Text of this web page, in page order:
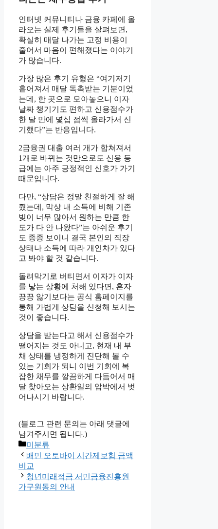
인터넷 커뮤니티나 금융 카페에 올
라오는 실제 후기들을 살펴보면,
확실히 매달 나가는 고정 비용이
줄어서 마음이 편해졌다는 이야기
가 많습니다.
가장 많은 후기 유형은 “여기저기
흩어져서 매달 독촉받는 기분이었
는데, 한 곳으로 모아놓으니 이자
날짜 챙기기도 편하고 신용점수가
한 달 만에 몇십 점씩 올라가서 신
기했다”는 반응입니다.
2금융권 대출 여러 개가 합쳐져서
1개로 바뀌는 것만으로도 신용 등
급에는 아주 긍정적인 신호가 가기
때문입니다.
다만, “상담은 정말 친절하게 잘 해
줬는데, 막상 내 소득에 비해 기존
빚이 너무 많아서 원하는 만큼 한
도가 다 안 나왔다”는 아쉬운 후기
도 종종 보이니 결국 본인의 직장
상태나 소득에 따라 개인차가 있다
고 봐야 할 것 같습니다.
돌려막기로 버티면서 이자가 이자
를 낳는 상황에 처해 있다면, 혼자
끙끙 앓기보다는 공식 홈페이지를
통해 가볍게 상담을 신청해 보시는
것이 좋습니다.
상담을 받는다고 해서 신용점수가
떨어지는 것도 아니고, 현재 내 부
채 상태를 냉정하게 진단해 볼 수
있는 기회가 되니 이번 기회에 복
잡한 채무를 깔끔하게 다듬어서 매
달 찾아오는 상환일의 압박에서 벗
어나시기 바랍니다.
(블로그 관련 문의는 아래 댓글에
남겨주시면 됩니다.)
Categories
미분류
배민 오토바이 시간제보험 금액
비교
청년미래적금 서민금융진흥원
가구원동의 안내